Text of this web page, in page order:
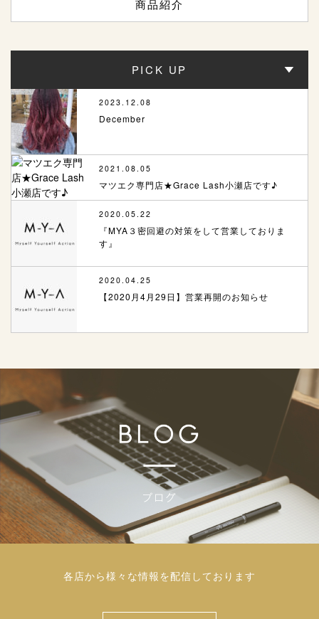
商品紹介
PICK UP
2023.12.08
December
2021.08.05
マツエク専門店★Grace Lash小瀬店です♪
2020.05.22
『MYA３密回避の対策をして営業しておりま
す』
2020.04.25
【2020月4月29日】営業再開のお知らせ
各店から様々な情報を配信しております